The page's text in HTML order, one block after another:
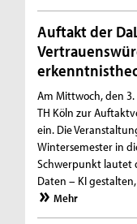
Auftakt der
Am Mittwoch, den
TH Köln zur
ein. Die
Wintersemester in
Schwerpunkt lautet
Daten – KI
Mehr